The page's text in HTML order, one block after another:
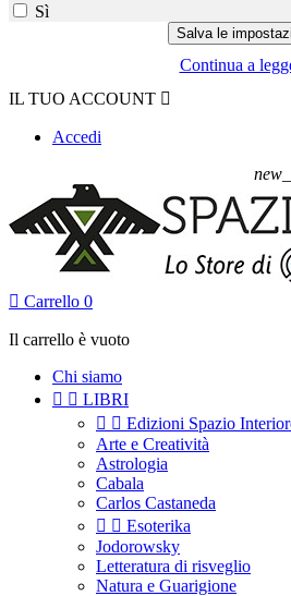
Sì
Continua a
IL TUO ACCOUNT 
Accedi
 Carrello 0
Il carrello è vuoto
Chi siamo
  LIBRI
  Edizioni Spazio
Arte e Creatività
Astrologia
Cabala
Carlos Castaneda
  Esoterika
Jodorowsky
Letteratura di risveglio
Natura e Guarigione